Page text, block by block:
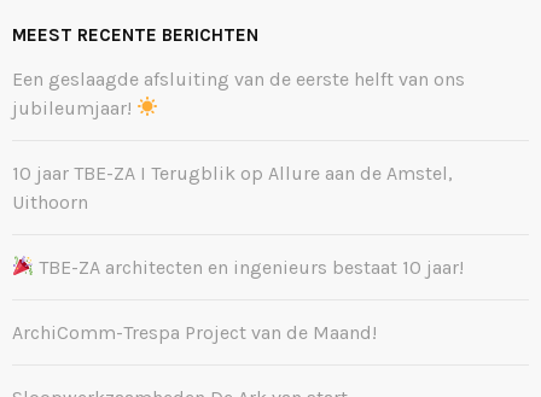
MEEST RECENTE BERICHTEN
Een geslaagde afsluiting van de eerste helft van ons
jubileumjaar!
10 jaar TBE-ZA I Terugblik op Allure aan de Amstel,
Uithoorn
TBE-ZA architecten en ingenieurs bestaat 10 jaar!
ArchiComm-Trespa Project van de Maand!